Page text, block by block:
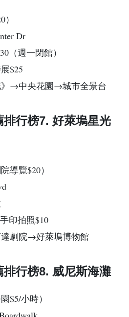
Dr
（週一閉館）
$25
》→中央花園→城市全景台
行榜7. 好萊塢星光
導覽$20）
印拍照$10
劇院→好萊塢博物館
行榜8. 威尼斯海灘
$5/小時）